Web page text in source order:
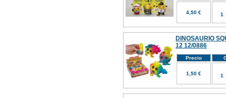
4,50 €
DINOSAURIO
12 12/0886
Precio
1,50 €